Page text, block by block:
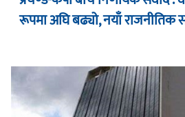
रूपमा अघि बढ्यो, नयाँ